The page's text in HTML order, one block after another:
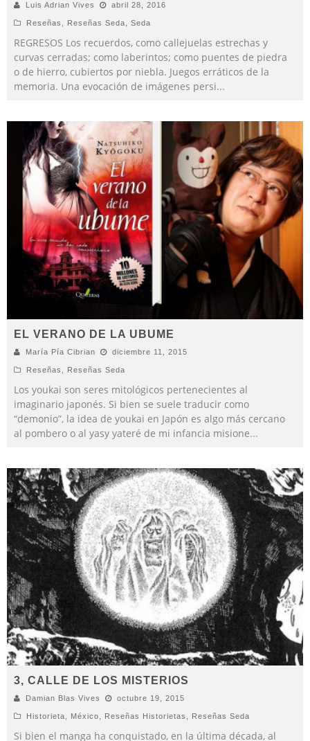
Luis Adrian Vives abril 28, 2016
Reseñas Reseñas Seda Seda
REGRESOS Los recuerdos, como callejuelas estrechas y
curvas cerradas; como laberintos; como puentes de piedra
o de hierro, cubiertos por niebla. Juegos erráticos de la
memoria. Una evocación de imágenes persi...
EL VERANO DE LA UBUME
María Pía Cibrian diciembre 11, 2015
Reseñas Reseñas Seda
Los youkai son seres mitológicos pertenecientes al
imaginario japonés. Si bien se suele traducir como
“demonio”, la idea de youkai en Japón es algo más cercano
al pombero o al yasy yateré de mi infancia misione...
3, CALLE DE LOS MISTERIOS
Damian Blas Vives octubre 19, 2015
Historieta México Reseñas Historietas Reseñas Seda
Si bien el manga ha conquistado, en la última década, al